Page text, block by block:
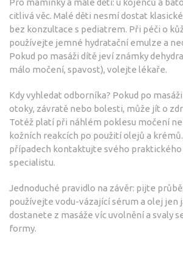
Pro maminky a malé děti: u kojenců a
citlivá věc. Malé děti nesmí dostat
bez konzultace s pediatrem. Při péči o
používejte jemné hydratační emulze a
Pokud po masáži dítě jeví známky
málo močení, spavost), volejte lékaře.
Kdy vyhledat odborníka? Pokud po
otoky, závratě nebo bolesti, může jít o
Totéž platí při náhlém poklesu močení
kožních reakcích po použití olejů a
případech kontaktujte svého
specialistu.
Jednoduché pravidlo na závěr: pijte
používejte vodu-vázající sérum a olej jen
dostanete z masáže víc uvolnění a svaly
formy.